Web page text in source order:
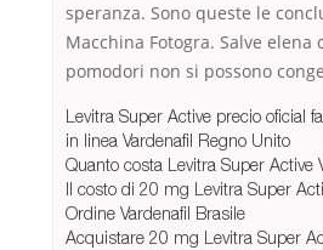
speranza. Sono queste le
Macchina Fotogra. Salve elena
pomodori non si possono
Levitra Super Active precio oficial
in linea Vardenafil Regno Unito
Quanto costa Levitra Super Active
Il costo di 20 mg Levitra Super
Ordine Vardenafil Brasile
Acquistare 20 mg Levitra Super